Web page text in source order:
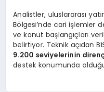
Analistler, uluslararası
Bölgesi’nde cari işlemler
ve konut başlangıçları
belirtiyor. Teknik açıdan
9.200 seviyelerinin
destek konumunda